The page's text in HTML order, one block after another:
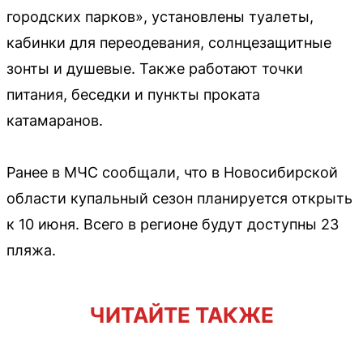
городских парков», установлены туалеты,
кабинки для переодевания, солнцезащитные
зонты и душевые. Также работают точки
питания, беседки и пункты проката
катамаранов.
Ранее в МЧС сообщали, что в Новосибирской
области купальный сезон планируется открыть
к 10 июня. Всего в регионе будут доступны 23
пляжа.
ЧИТАЙТЕ ТАКЖЕ